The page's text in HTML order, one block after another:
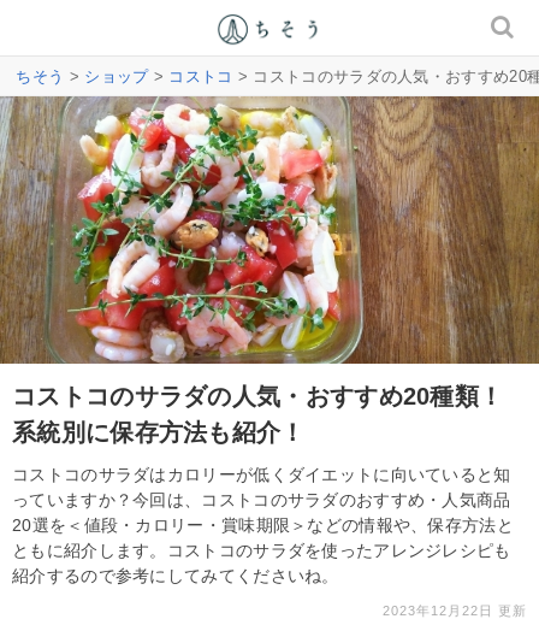
ちそう > ショップ> コストコ > コストコのサラダの人気・おすすめ20
コストコのサラダの人気・おすすめ20種類！
系統別に保存方法も紹介！
コストコのサラダはカロリーが低くダイエットに向いていると知
っていますか？今回は、コストコのサラダのおすすめ・人気商品
20選を＜値段・カロリー・賞味期限＞などの情報や、保存方法と
ともに紹介します。コストコのサラダを使ったアレンジレシピも
紹介するので参考にしてみてくださいね。
2023年12月22日 更新